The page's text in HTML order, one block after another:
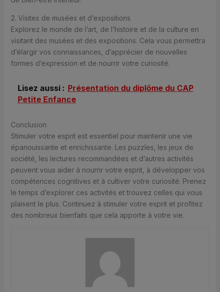
2. Visites de musées et d’expositions
Explorez le monde de l’art, de l’histoire et de la culture en
visitant des musées et des expositions. Cela vous permettra
d’élargir vos connaissances, d’apprécier de nouvelles
formes d’expression et de nourrir votre curiosité.
Lisez aussi : Présentation du diplôme du CAP
Petite Enfance
Conclusion
Stimuler votre esprit est essentiel pour maintenir une vie
épanouissante et enrichissante. Les puzzles, les jeux de
société, les lectures recommandées et d’autres activités
peuvent vous aider à nourrir votre esprit, à développer vos
compétences cognitives et à cultiver votre curiosité. Prenez
le temps d’explorer ces activités et trouvez celles qui vous
plaisent le plus. Continuez à stimuler votre esprit et profitez
des nombreux bienfaits que cela apporte à votre vie.